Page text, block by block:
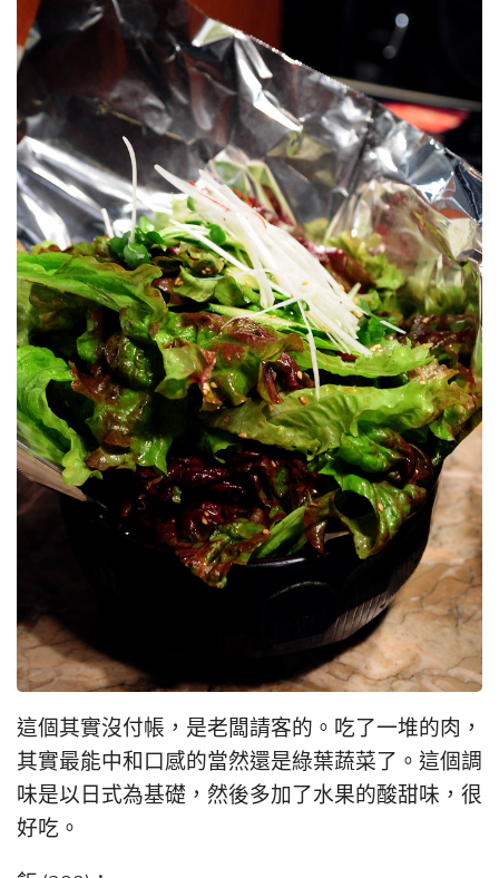
這個其實沒付帳，是老闆請客的。吃了一堆的肉，
其實最能中和口感的當然還是綠葉蔬菜了。這個調
味是以日式為基礎，然後多加了水果的酸甜味，很
好吃。